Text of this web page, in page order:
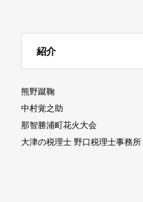
紹介
熊野蹴鞠
中村覚之助
那智勝浦町花火大会
大津の税理士 野口税理士事務所